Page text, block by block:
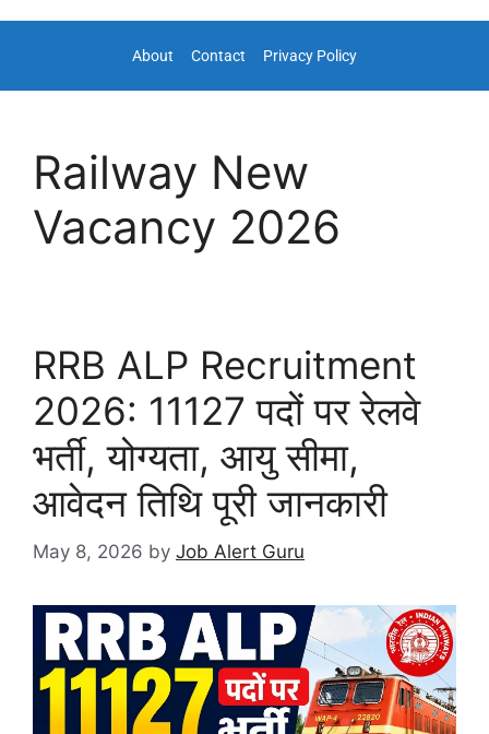
About Contact Privacy Policy
Railway New
Vacancy 2026
RRB ALP Recruitment
2026: 11127 पदों पर रेलवे
भर्ती, योग्यता, आयु सीमा,
आवेदन तिथि पूरी जानकारी
May 8, 2026 by Job Alert Guru